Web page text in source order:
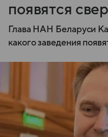
появятся
Глава НАН Беларуси
какого заведения